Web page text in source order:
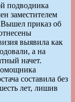
подводника
заместителем
Вышел приказ об
выявила как
а на
начет.
составила без
лет, лишив